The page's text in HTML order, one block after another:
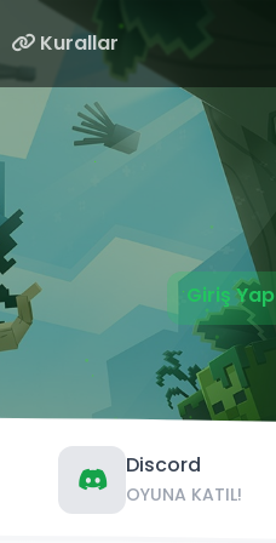
Giriş Yap
Kurallar
Discord
OYUNA KATIL!